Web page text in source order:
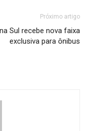
Próximo artigo
Sul recebe nova faixa
exclusiva para ônibus